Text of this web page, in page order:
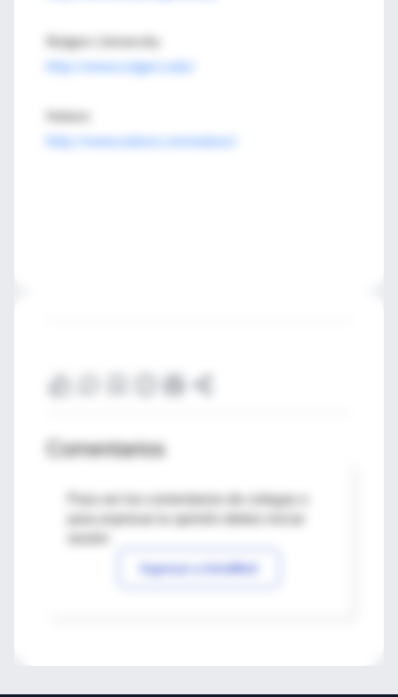
Rutgers University
http://www.rutgers.edu/
Nature
http://www.nature.com/nature/
Comentarios
Para ver los comentarios de colegas o
Ingresar a IntraMed